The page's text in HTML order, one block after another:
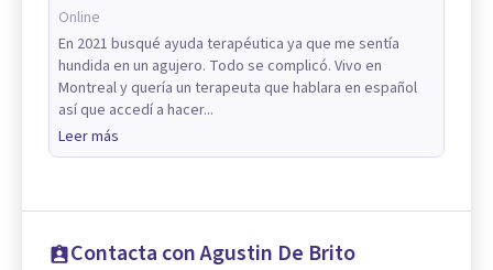
Online
En 2021 busqué ayuda terapéutica ya que me sentía
hundida en un agujero. Todo se complicó. Vivo en
Montreal y quería un terapeuta que hablara en español
así que accedí a hacer...
Leer más
Contacta con Agustin De Brito